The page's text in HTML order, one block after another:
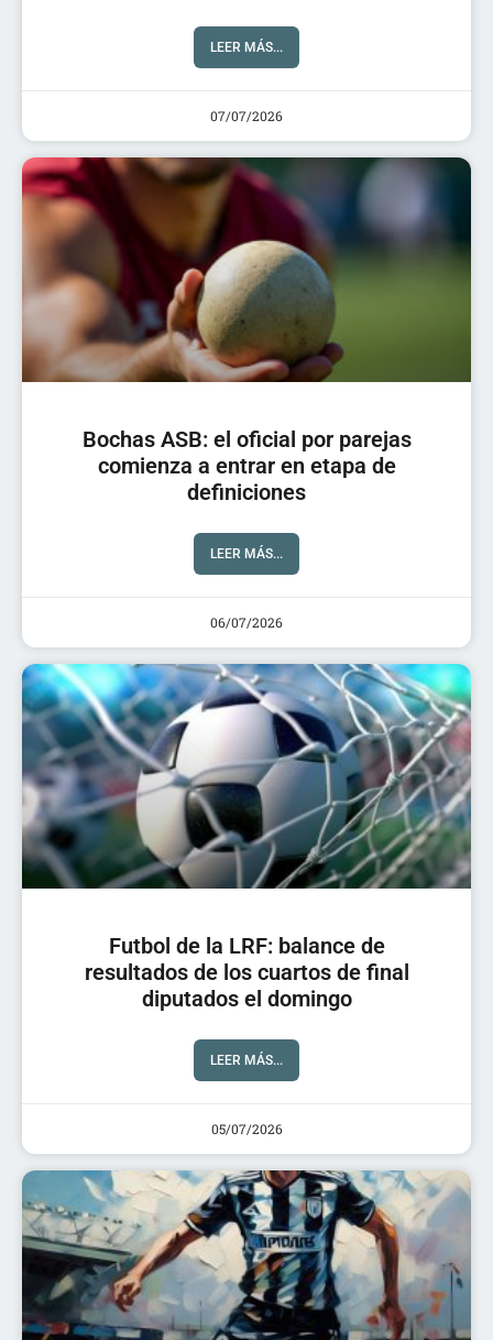
LEER MÁS...
07/07/2026
Bochas ASB: el oficial por parejas
comienza a entrar en etapa de
definiciones
LEER MÁS...
06/07/2026
Futbol de la LRF: balance de
resultados de los cuartos de final
diputados el domingo
LEER MÁS...
05/07/2026